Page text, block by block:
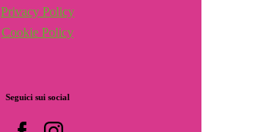
Privacy Policy
Cookie Policy
Seguici sui social